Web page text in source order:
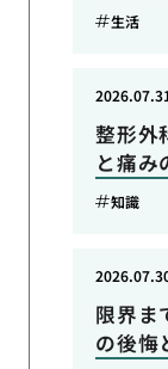
生活
整形外
と痛み
知識
限界ま
の後悔